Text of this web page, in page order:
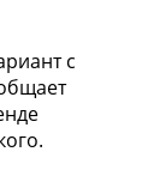
с